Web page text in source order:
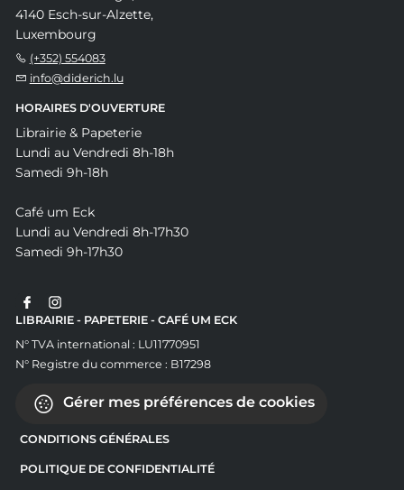
4140 Esch-sur-Alzette,
Luxembourg
(+352) 554083
info@diderich.lu
HORAIRES D'OUVERTURE
Librairie & Papeterie
Lundi au Vendredi 8h-18h
Samedi 9h-18h
Café um Eck
Lundi au Vendredi 8h-17h30
Samedi 9h-17h30
LIBRAIRIE - PAPETERIE - CAFÉ UM ECK
N° TVA international : LU11770951
N° Registre du commerce : B17298
Gérer mes préférences de cookies
CONDITIONS GÉNÉRALES
POLITIQUE DE CONFIDENTIALITÉ